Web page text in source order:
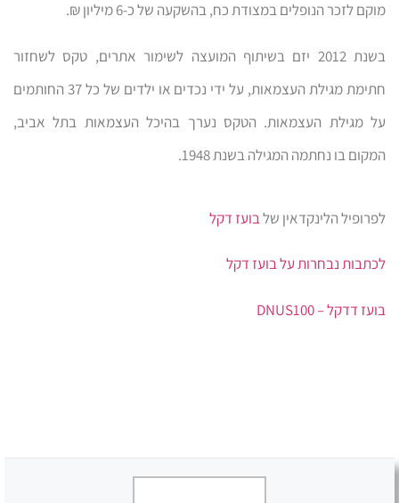
מוקם לזכר הנופלים במצודת כח, בהשקעה של כ-6 מיליון ₪.
בשנת 2012 יזם בשיתוף המועצה לשימור אתרים, טקס לשחזור
חתימת מגילת העצמאות, על ידי נכדים או ילדים של כל 37 החותמים
על מגילת העצמאות. הטקס נערך בהיכל העצמאות בתל אביב,
המקום בו נחתמה המגילה בשנת 1948.
לפרופיל הלינקדאין שלבועז דקל
לכתבות נבחרות על בועז דקל
בועז דדקל – DNUS100